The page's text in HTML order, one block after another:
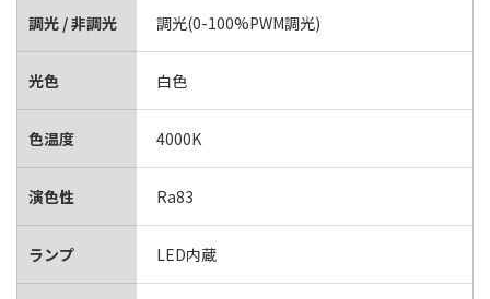
調光 / 非調光 調光(0-100%PWM調光)
光色 白色
色温度 4000K
演色性 Ra83
ランプ LED内蔵